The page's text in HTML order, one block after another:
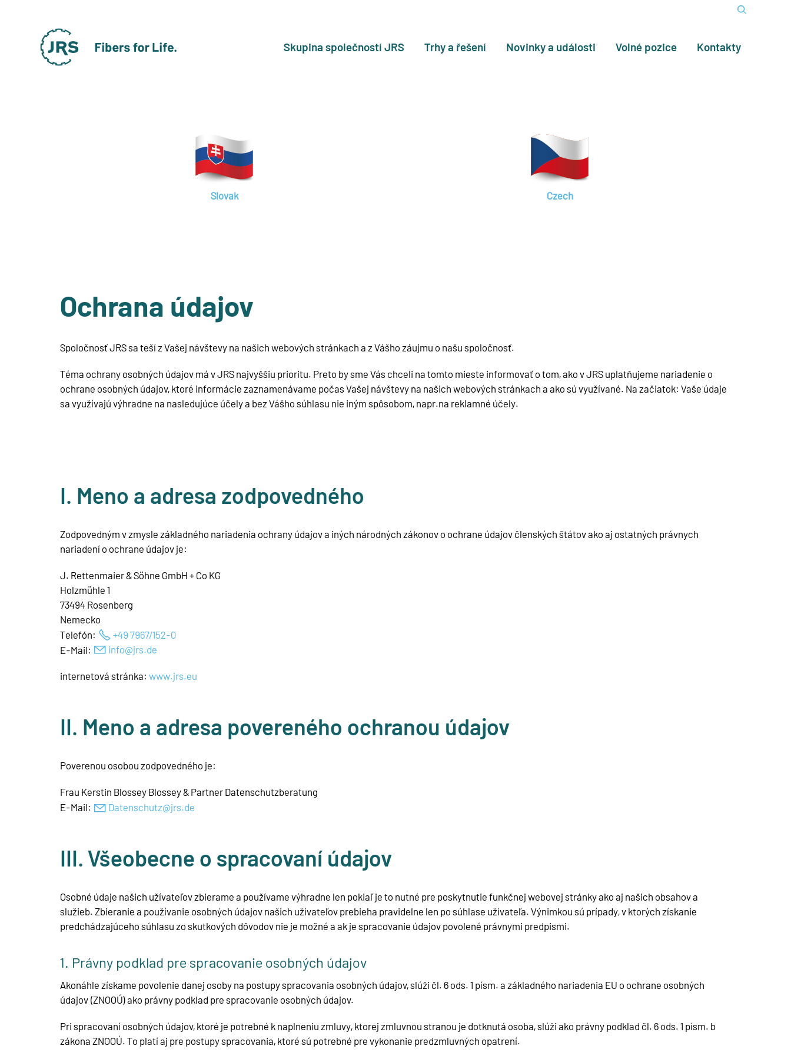
Skupina společností JRS Trhy a řešení Novinky a události Volné pozice Kontakty
Slovak Czech
Ochrana údajov
Spoločnosť JRS sa teší z Vašej návštevy na našich webových stránkach a z Vášho záujmu o našu spoločnosť.
Téma ochrany osobných údajov má v JRS najvyššiu prioritu. Preto by sme Vás chceli na tomto mieste informovať o tom, ako v JRS uplatňujeme nariadenie o
ochrane osobných údajov, ktoré informácie zaznamenávame počas Vašej návštevy na našich webových stránkach a ako sú využívané. Na začiatok: Vaše údaje
sa využívajú výhradne na nasledujúce účely a bez Vášho súhlasu nie iným spôsobom, napr.na reklamné účely.
I. Meno a adresa zodpovedného
Zodpovedným v zmysle základného nariadenia ochrany údajov a iných národných zákonov o ochrane údajov členských štátov ako aj ostatných právnych
nariadení o ochrane údajov je:
J. Rettenmaier & Söhne GmbH + Co KG
Holzmühle 1
73494 Rosenberg
Nemecko
Telefón:
+49 7967/152-0
E-Mail:
nf jrs d
internetová stránka: www.jrs.eu
II. Meno a adresa povereného ochranou údajov
Poverenou osobou zodpovedného je:
Frau Kerstin Blossey Blossey & Partner Datenschutzberatung
E-Mail:
D t nsch tz jrs d
III. Všeobecne o spracovaní údajov
Osobné údaje našich užívateľov zbierame a používame výhradne len pokiaľ je to nutné pre poskytnutie funkčnej webovej stránky ako aj našich obsahov a
služieb. Zbieranie a používanie osobných údajov našich užívateľov prebieha pravidelne len po súhlase užívateľa. Výnimkou sú prípady, v ktorých získanie
predchádzajúceho súhlasu zo skutkových dôvodov nie je možné a ak je spracovanie údajov povolené právnymi predpismi.
1. Právny podklad pre spracovanie osobných údajov
Akonáhle získame povolenie danej osoby na postupy spracovania osobných údajov, slúži čl. 6 ods. 1 písm. a základného nariadenia EU o ochrane osobných
údajov (ZNOOÚ) ako právny podklad pre spracovanie osobných údajov.
Pri spracovaní osobných údajov, ktoré je potrebné k naplneniu zmluvy, ktorej zmluvnou stranou je dotknutá osoba, slúži ako právny podklad čl. 6 ods. 1 písm. b
zákona ZNOOÚ. To platí aj pre postupy spracovania, ktoré sú potrebné pre vykonanie predzmluvných opatrení.